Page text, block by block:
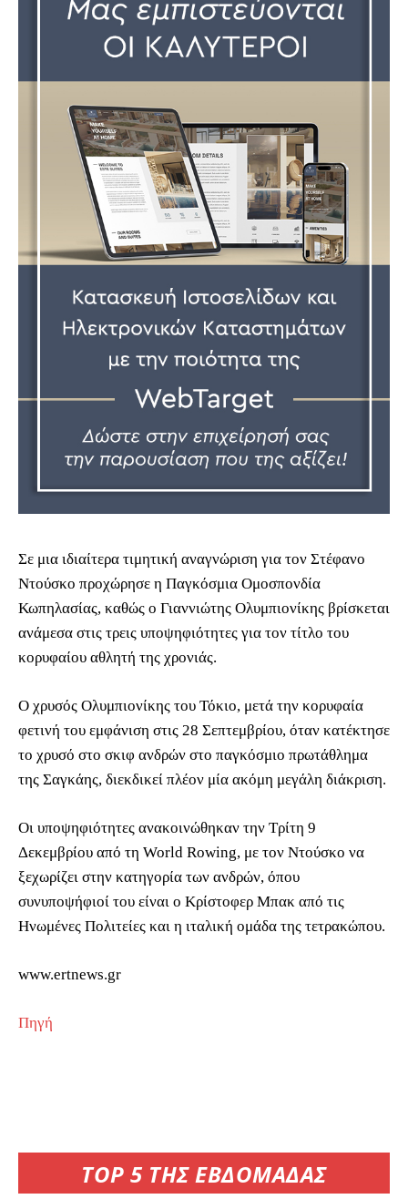
TOP 5 ΤΗΣ ΕΒΔΟΜΑΔΑΣ
Σε μια ιδιαίτερα τιμητική αναγνώριση για τον Στέφανο
Ντούσκο προχώρησε η Παγκόσμια Ομοσπονδία
Κωπηλασίας, καθώς ο Γιαννιώτης Ολυμπιονίκης βρίσκεται
ανάμεσα στις τρεις υποψηφιότητες για τον τίτλο του
κορυφαίου αθλητή της χρονιάς.
Ο χρυσός Ολυμπιονίκης του Τόκιο, μετά την κορυφαία
φετινή του εμφάνιση στις 28 Σεπτεμβρίου, όταν κατέκτησε
το χρυσό στο σκιφ ανδρών στο παγκόσμιο πρωτάθλημα
της Σαγκάης, διεκδικεί πλέον μία ακόμη μεγάλη διάκριση.
Οι υποψηφιότητες ανακοινώθηκαν την Τρίτη 9
Δεκεμβρίου από τη World Rowing, με τον Ντούσκο να
ξεχωρίζει στην κατηγορία των ανδρών, όπου
συνυποψήφιοί του είναι ο Κρίστοφερ Μπακ από τις
Ηνωμένες Πολιτείες και η ιταλική ομάδα της τετρακώπου.
www.ertnews.gr
Πηγή